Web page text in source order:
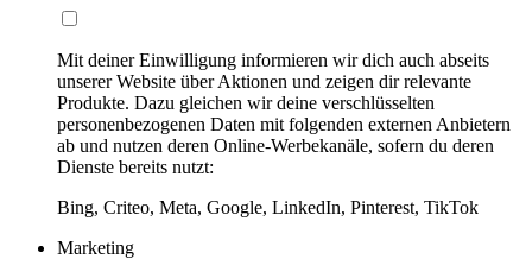
Mit deiner Einwilligung informieren wir dich auch abseits
unserer Website über Aktionen und zeigen dir relevante
Produkte. Dazu gleichen wir deine verschlüsselten
personenbezogenen Daten mit folgenden externen Anbietern
ab und nutzen deren Online-Werbekanäle, sofern du deren
Dienste bereits nutzt:
Bing, Criteo, Meta, Google, LinkedIn, Pinterest, TikTok
Marketing